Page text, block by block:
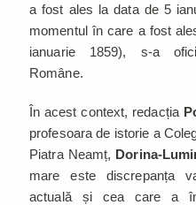
a fost ales la data de 5
momentul în care a fost
ianuarie 1859), s-a
Române.
În acest context, redacția
profesoara de istorie a
Piatra Neamț, Dorina-
mare este discrepanța
actuală și cea care a